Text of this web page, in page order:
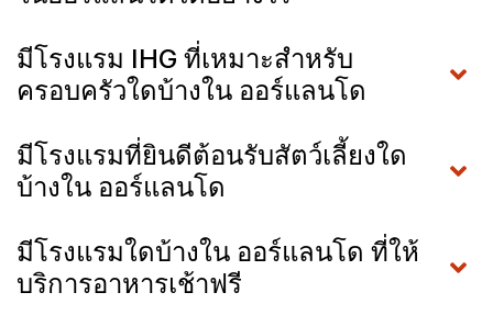
มีโรงแรม IHG ที่เหมาะสำหรับ
ครอบครัวใดบ้างใน ออร์แลนโด
มีโรงแรมที่ยินดีต้อนรับสัตว์เลี้ยงใด
บ้างใน ออร์แลนโด
มีโรงแรมใดบ้างใน ออร์แลนโด ที่ให้
บริการอาหารเช้าฟรี